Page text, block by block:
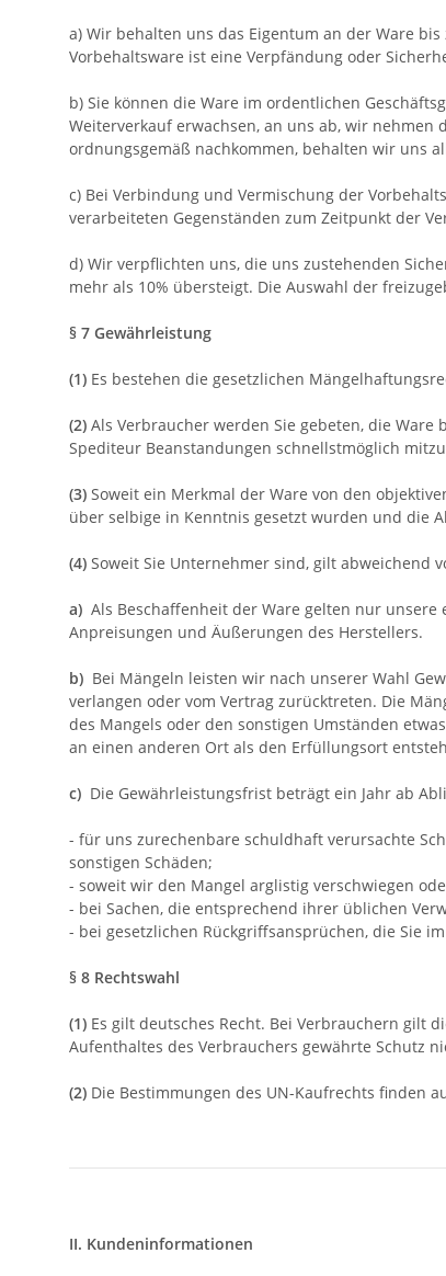
a) Wir behalten uns das Eigentum an der Ware
Vorbehaltsware ist eine Verpfändung oder
b) Sie können die Ware im ordentlichen
Weiterverkauf erwachsen, an uns ab, wir
ordnungsgemäß nachkommen, behalten wir uns
c) Bei Verbindung und Vermischung der
verarbeiteten Gegenständen zum Zeitpunkt der
d) Wir verpflichten uns, die uns zustehenden
mehr als 10% übersteigt. Die Auswahl der
§ 7 Gewährleistung
(1) Es bestehen die gesetzlichen
(2) Als Verbraucher werden Sie gebeten, die
Spediteur Beanstandungen schnellstmöglich
(3) Soweit ein Merkmal der Ware von den
über selbige in Kenntnis gesetzt wurden und die
(4) Soweit Sie Unternehmer sind, gilt abweichend
a) Als Beschaffenheit der Ware gelten nur
Anpreisungen und Äußerungen des Herstellers.
b) Bei Mängeln leisten wir nach unserer Wahl
verlangen oder vom Vertrag zurücktreten. Die
des Mangels oder den sonstigen Umständen
an einen anderen Ort als den Erfüllungsort
c) Die Gewährleistungsfrist beträgt ein Jahr ab
- für uns zurechenbare schuldhaft verursachte
sonstigen Schäden;
- soweit wir den Mangel arglistig verschwiegen
- bei Sachen, die entsprechend ihrer üblichen
- bei gesetzlichen Rückgriffsansprüchen, die Sie
§ 8 Rechtswahl
(1) Es gilt deutsches Recht. Bei Verbrauchern gilt
Aufenthaltes des Verbrauchers gewährte Schutz
(2) Die Bestimmungen des UN-Kaufrechts finden
II. Kundeninformationen